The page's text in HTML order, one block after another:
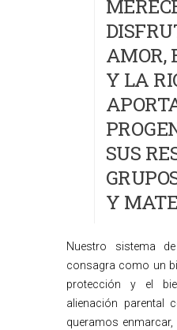
AMOR,
Y LA
SUS
Y
Nuestro sistema
consagra como un
protección y el
alienación parental
queramos